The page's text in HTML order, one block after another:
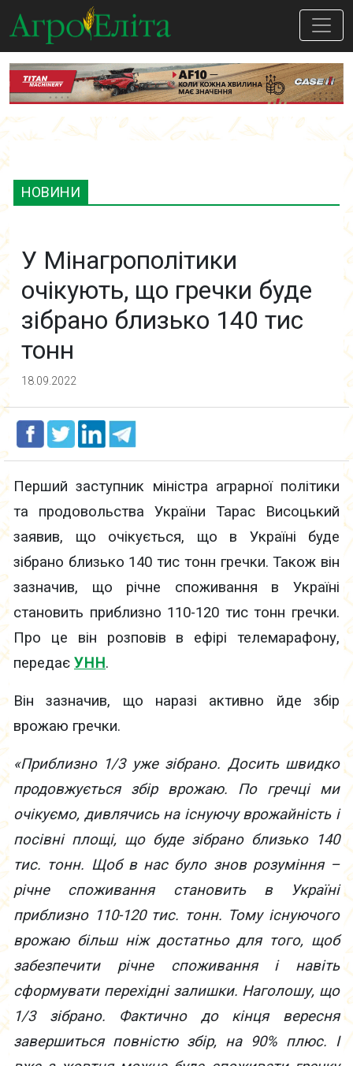
НОВИНИ
У Мінагрополітики
очікують, що гречки буде
зібрано близько 140 тис
тонн
18.09.2022
Перший заступник міністра аграрної політики
та продовольства України Тарас Висоцький
заявив, що очікується, що в Україні буде
зібрано близько 140 тис тонн гречки. Також він
зазначив, що річне споживання в Україні
становить приблизно 110-120 тис тонн гречки.
Про це він розповів в ефірі телемарафону,
передає УНН.
Він зазначив, що наразі активно йде збір
врожаю гречки.
«Приблизно 1/3 уже зібрано. Досить швидко
продовжується збір врожаю. По гречці ми
очікуємо, дивлячись на існуючу врожайність і
посівні площі, що буде зібрано близько 140
тис. тонн. Щоб в нас було знов розуміння –
річне споживання становить в Україні
приблизно 110-120 тис. тонн. Тому існуючого
врожаю більш ніж достатньо для того, щоб
забезпечити річне споживання і навіть
сформувати перехідні залишки. Наголошу, що
1/3 зібрано. Фактично до кінця вересня
завершиться повністю збір, на 90% плюс. І